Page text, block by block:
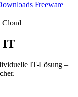
Freeware
Cloud
IT
IT-Lösung –